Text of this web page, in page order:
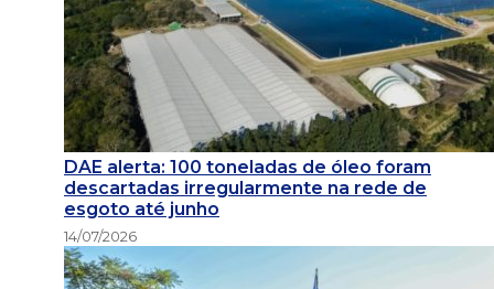
DAE alerta: 100 toneladas de óleo foram
descartadas irregularmente na rede de
esgoto até junho
14/07/2026